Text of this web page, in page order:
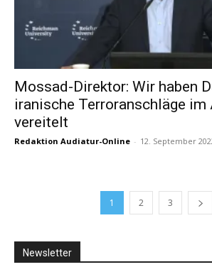
Mossad-Direktor: Wir haben
iranische Terroranschläge im
vereitelt
Redaktion Audiatur-Online - 12. September
1 2 3
Newsletter